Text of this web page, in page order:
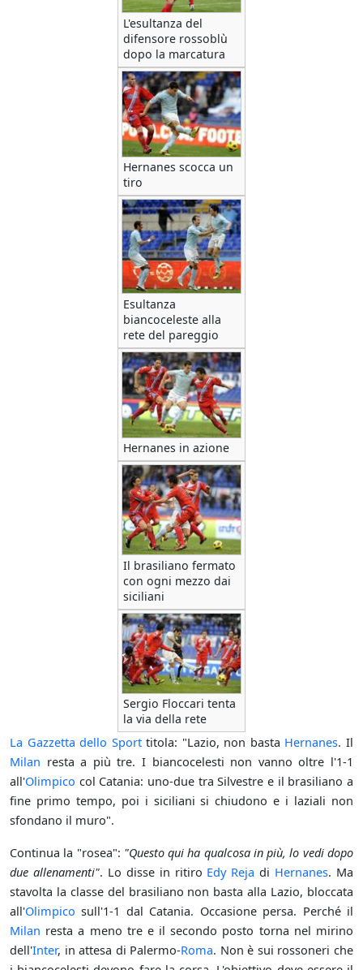
L'esultanza del
difensore rossoblù
dopo la marcatura
Hernanes scocca un
tiro
Esultanza
biancoceleste alla
rete del pareggio
Hernanes in azione
Il brasiliano fermato
con ogni mezzo dai
siciliani
Sergio Floccari tenta
la via della rete
La Gazzetta dello Sporttitola: "Lazio, non basta Hernanes. Il
Milan resta a più tre. I biancocelesti non vanno oltre l'1-1
all'Olimpico col Catania: uno-due tra Silvestre e il brasiliano a
fine primo tempo, poi i siciliani si chiudono e i laziali non
sfondano il muro".
Continua la "rosea": "Questo qui ha qualcosa in più, lo vedi dopo
due allenamenti". Lo disse in ritiro Edy Reja di Hernanes. Ma
stavolta la classe del brasiliano non basta alla Lazio, bloccata
all'Olimpico sull'1-1 dal Catania. Occasione persa. Perché il
Milan resta a meno tre e il secondo posto torna nel mirino
dell'Inter, in attesa di Palermo-Roma. Non è sui rossoneri che